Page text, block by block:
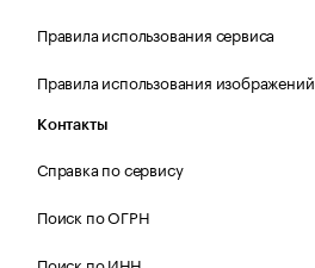
Правила использования сервиса
Правила использования изображений
Контакты
Справка по сервису
Поиск по ОГРН
Поиск по ИНН